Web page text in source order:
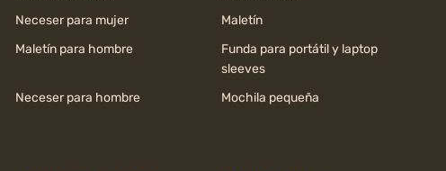
Neceser para mujer
Maletín
Maletín para hombre
Funda para portátil y laptop
sleeves
Neceser para hombre Mochila pequeña